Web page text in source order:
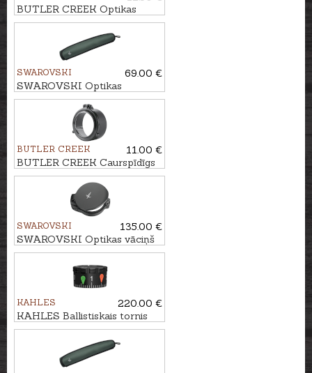
BUTLER CREEK Optikas
vāciņš FLIP-OPEN Nr. 40
SWAROVSKI
69.00 €
SWAROVSKI Optikas
pārvalks S
BUTLER CREEK
11.00 €
BUTLER CREEK Caurspīdīgs
optikas vāciņš FLIP-OPEN Nr.
SWAROVSKI
135.00 €
SWAROVSKI Optikas vāciņš
SLIP-E-46+ ZF
KAHLES
220.00 €
KAHLES Ballistiskais tornis
HELIA